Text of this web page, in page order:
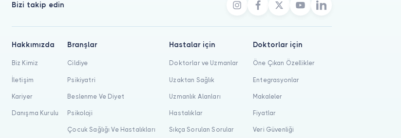
Bizi takip edin
Hakkımızda
Biz Kimiz
İletişim
Kariyer
Danışma Kurulu
Branşlar
Cildiye
Psikiyatri
Beslenme Ve Diyet
Psikoloji
Çocuk Sağlığı Ve Hastalıkları
Hastalar için
Doktorlar ve Uzmanlar
Uzaktan Sağlık
Uzmanlık Alanları
Hastalıklar
Sıkça Sorulan Sorular
Doktorlar için
Öne Çıkan Özellikler
Entegrasyonlar
Makaleler
Fiyatlar
Veri Güvenliği